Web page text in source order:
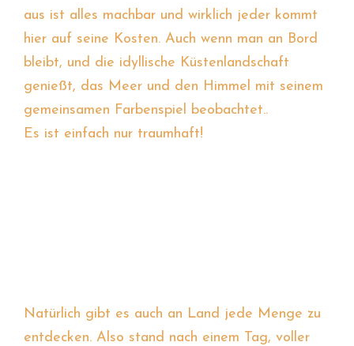
aus ist alles machbar und wirklich jeder kommt
hier auf seine Kosten. Auch wenn man an Bord
bleibt, und die idyllische Küstenlandschaft
genießt, das Meer und den Himmel mit seinem
gemeinsamen Farbenspiel beobachtet..
Es ist einfach nur traumhaft!
Natürlich gibt es auch an Land jede Menge zu
entdecken. Also stand nach einem Tag, voller